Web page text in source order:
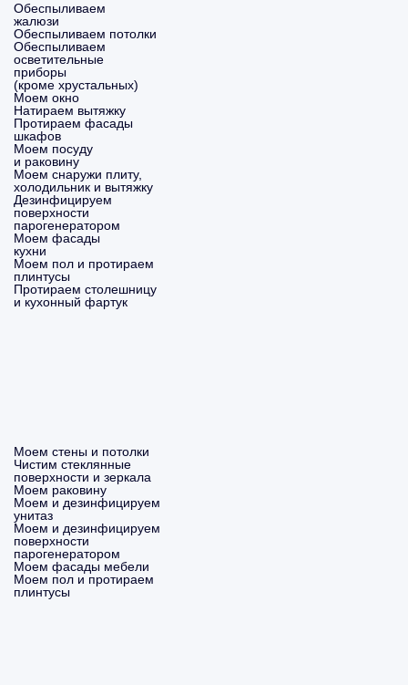
Обеспыливаем
жалюзи
Обеспыливаем потолки
Обеспыливаем
осветительные
приборы
(кроме хрустальных)
Моем окно
Натираем вытяжку
Протираем фасады
шкафов
Моем посуду
и раковину
Моем снаружи плиту,
холодильник и вытяжку
Дезинфицируем
поверхности
парогенератором
Моем фасады
кухни
Моем пол и протираем
плинтусы
Протираем столешницу
и кухонный фартук
Моем стены и потолки
Чистим стеклянные
поверхности и зеркала
Моем раковину
Моем и дезинфицируем
унитаз
Моем и дезинфицируем
поверхности
парогенератором
Моем фасады мебели
Моем пол и протираем
плинтусы